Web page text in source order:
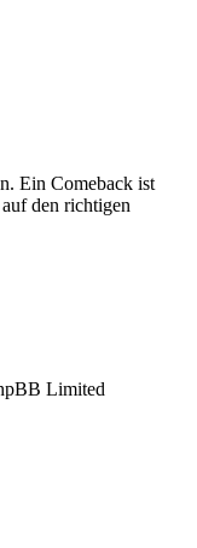
Ein Comeback ist
den richtigen
Limited